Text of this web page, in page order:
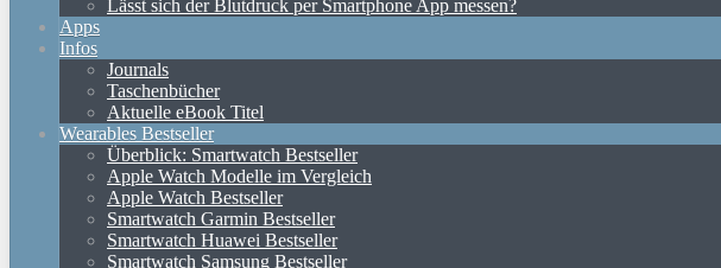
Lässt sich der Blutdruck per Smartphone App messen?
Apps
Infos
Journals
Taschenbücher
Aktuelle eBook Titel
Wearables Bestseller
Überblick: Smartwatch Bestseller
Apple Watch Modelle im Vergleich
Apple Watch Bestseller
Smartwatch Garmin Bestseller
Smartwatch Huawei Bestseller
Smartwatch Samsung Bestseller